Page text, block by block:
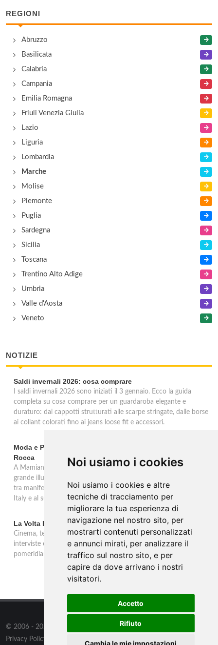
Noi usiamo i cookies
Noi usiamo i cookies e altre
tecniche di tracciamento per
migliorare la tua esperienza di
navigazione nel nostro sito, per
mostrarti contenuti personalizzati
e annunci mirati, per analizzare il
traffico sul nostro sito, e per
capire da dove arrivano i nostri
visitatori.
Accetto
Rifiuto
Cambia le mie impostazioni
Calzaturificio Mirella
via Lombardia 33, Sant'Elpidio A Mare
REGIONI
Abruzzo
Basilicata
Calabria
Campania
Emilia Romagna
Friuli Venezia Giulia
Lazio
Liguria
Lombardia
Marche
Molise
Piemonte
Puglia
Sardegna
Sicilia
Toscana
Trentino Alto Adige
Umbria
Valle d'Aosta
Veneto
NOTIZIE
Saldi invernali 2026: cosa comprare
I saldi invernali 2026 sono iniziati il 3 gennaio. Ecco la guida
completa su cosa comprare per un guardaroba elegante e
duraturo: dai cappotti strutturati alle scarpe stringate, dalle borse
ai collant colorati fino ai jeans loose fit e accessori.
Moda e Pubblicità 1950-2000 alla Fondazione Magnani-
Rocca
A Mamiano di Traversetolo la mostra ripercorre l'eredità della
grande illustrazione di moda e della pubblicità in Italia 1950-2000,
tra manifesti, schizzi e icone che hanno dato forma al Made in
Italy e al suo immaginario visivo.
La Volta Buona: Caterina Balivo
Cinema, teatro, televisione e temi sociali: una settimana ricca di
interviste esclusive e momenti di intrattenimento nel programma
pomeridiano di Rai 1, in onda dalle 14:00 alle 16:00.
© 2006 - 2026
all rights reserved.
Privacy Policy
Preferenze sui Cookies